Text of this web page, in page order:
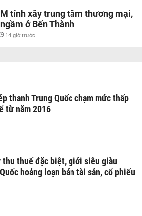
tính xây trung tâm thương mại,
ở Bến Thành
14 giờ trước
thanh Trung Quốc chạm mức thấp
từ năm 2016
thu thuế đặc biệt, giới siêu giàu
hoảng loạn bán tài sản, cổ phiếu